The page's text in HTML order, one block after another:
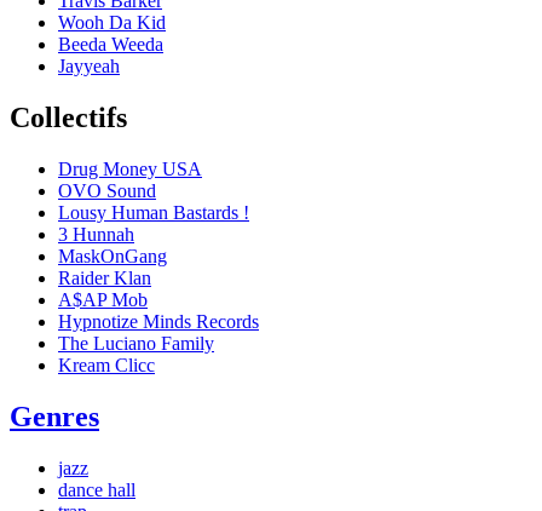
Wooh Da Kid
Beeda Weeda
Jayyeah
Collectifs
Drug Money USA
OVO Sound
Lousy Human Bastards !
3 Hunnah
MaskOnGang
Raider Klan
A$AP Mob
Hypnotize Minds Records
The Luciano Family
Kream Clicc
Genres
jazz
dance hall